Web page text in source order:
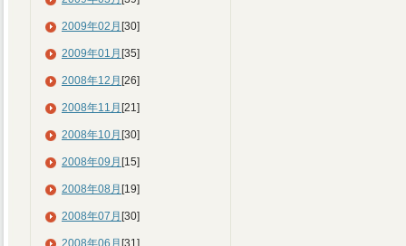
2009年02月 [30]
2009年01月 [35]
2008年12月 [26]
2008年11月 [21]
2008年10月 [30]
2008年09月 [15]
2008年08月 [19]
2008年07月 [30]
2008年06月 [31]